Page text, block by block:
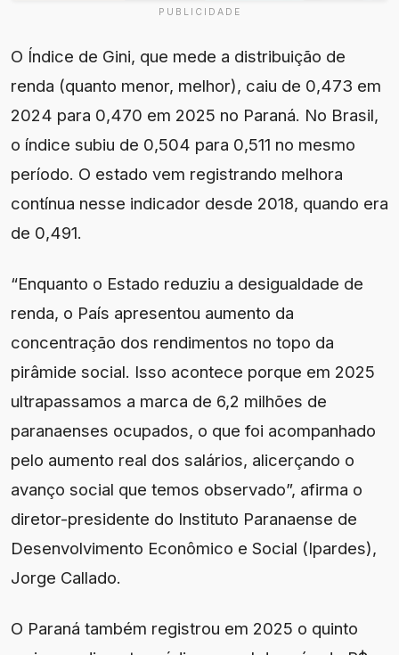
PUBLICIDADE
O Índice de Gini, que mede a distribuição de
renda (quanto menor, melhor), caiu de 0,473 em
2024 para 0,470 em 2025 no Paraná. No Brasil,
o índice subiu de 0,504 para 0,511 no mesmo
período. O estado vem registrando melhora
contínua nesse indicador desde 2018, quando era
de 0,491.
“Enquanto o Estado reduziu a desigualdade de
renda, o País apresentou aumento da
concentração dos rendimentos no topo da
pirâmide social. Isso acontece porque em 2025
ultrapassamos a marca de 6,2 milhões de
paranaenses ocupados, o que foi acompanhado
pelo aumento real dos salários, alicerçando o
avanço social que temos observado”, afirma o
diretor-presidente do Instituto Paranaense de
Desenvolvimento Econômico e Social (Ipardes),
Jorge Callado.
O Paraná também registrou em 2025 o quinto